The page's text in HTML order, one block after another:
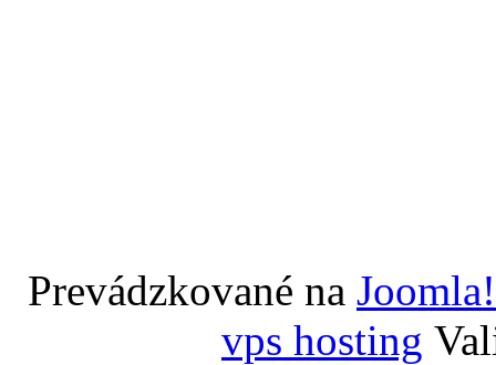
Prevádzkované na Joomla!
vps hosting